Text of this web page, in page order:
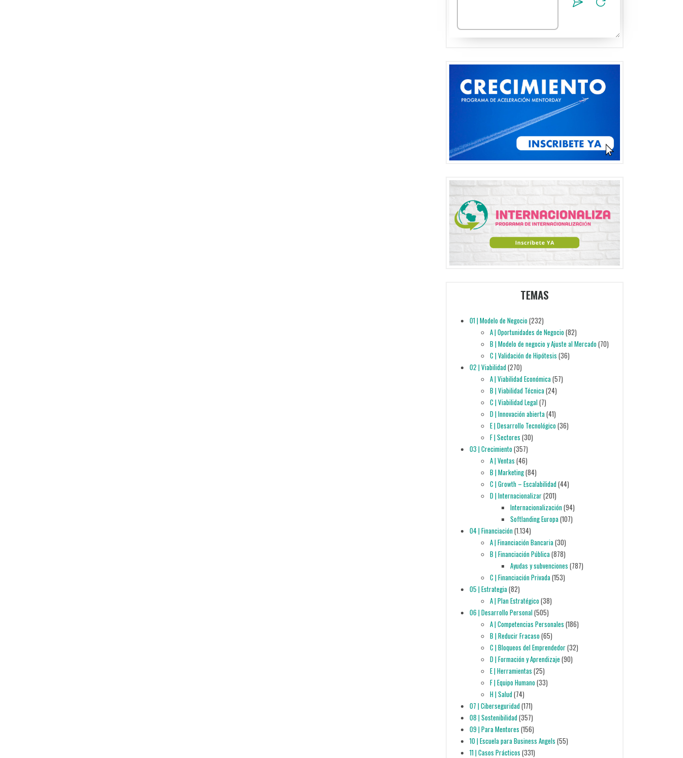
TEMAS
01 | Modelo de Negocio(232)
A | Oportunidades de Negocio(82)
B | Modelo de negocio y Ajuste al Mercado(70)
C | Validación de Hipótesis (36)
02 | Viabilidad(270)
A | Viabilidad Económica(57)
B | Viabilidad Técnica(24)
C | Viabilidad Legal(7)
D | Innovación abierta(41)
E | Desarrollo Tecnológico(36)
F | Sectores (30)
03 | Crecimiento(357)
A | Ventas (46)
B | Marketing(84)
C | Growth – Escalabilidad(44)
D | Internacionalizar(201)
Internacionalización(94)
Softlanding Europa(107)
04 | Financiación(1.134)
A | Financiación Bancaria(30)
B | Financiación Pública(878)
Ayudas y subvenciones (787)
C | Financiación Privada(153)
05 | Estrategia(82)
A | Plan Estratégico(38)
06 | Desarrollo Personal(505)
A | Competencias Personales (186)
B | Reducir Fracaso(65)
C | Bloqueos del Emprendedor(32)
D | Formación y Aprendizaje (90)
E | Herramientas (25)
F | Equipo Humano(33)
H | Salud(74)
07 | Ciberseguridad(171)
08 | Sostenibilidad(357)
09 | Para Mentores (156)
10 | Escuela para Business Angels (55)
11 | Casos Prácticos (331)